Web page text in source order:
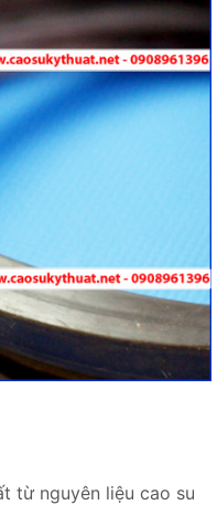
từ nguyên liệu cao su